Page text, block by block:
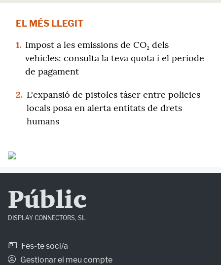
EL MÉS LLEGIT
1. Impost a les emissions de CO₂ dels
vehicles: consulta la teva quota i el període
de pagament
2. L'expansió de pistoles tàser entre policies
locals posa en alerta entitats de drets
humans
Públic
DISPLAY CONNECTORS, SL.
Fes-te soci/a
Gestionar el meu compte